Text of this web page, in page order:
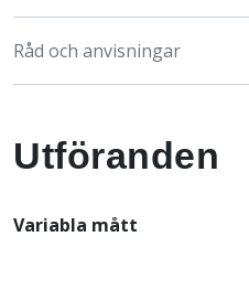
Råd och anvisningar
Utföranden
Variabla mått